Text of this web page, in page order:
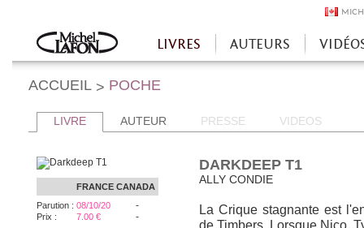
Accueil
LIVRES AUTEURS
ACCUEIL > POCHE
LIVRE AUTEUR PRESSE VIDEOS
FRANCE CANADA
Parution : 08/10/20 -
Prix : 7.00 € -
DARKDEEP T1
ALLY CONDIE
La Crique stagnante est
de Timbers. Lorsque Nico,